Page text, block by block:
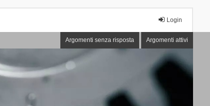
Login
Argomenti senza risposta Argomenti attivi